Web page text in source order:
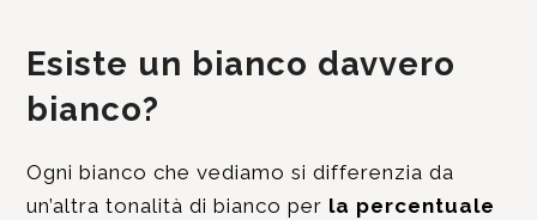
Esiste un bianco davvero
bianco?
Ogni bianco che vediamo si differenzia da
un’altra tonalità di bianco per la percentuale